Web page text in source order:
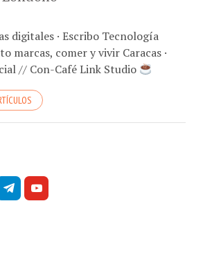
digitales · Escribo Tecnología
marcas, comer y vivir Caracas ·
// Con-Café Link Studio